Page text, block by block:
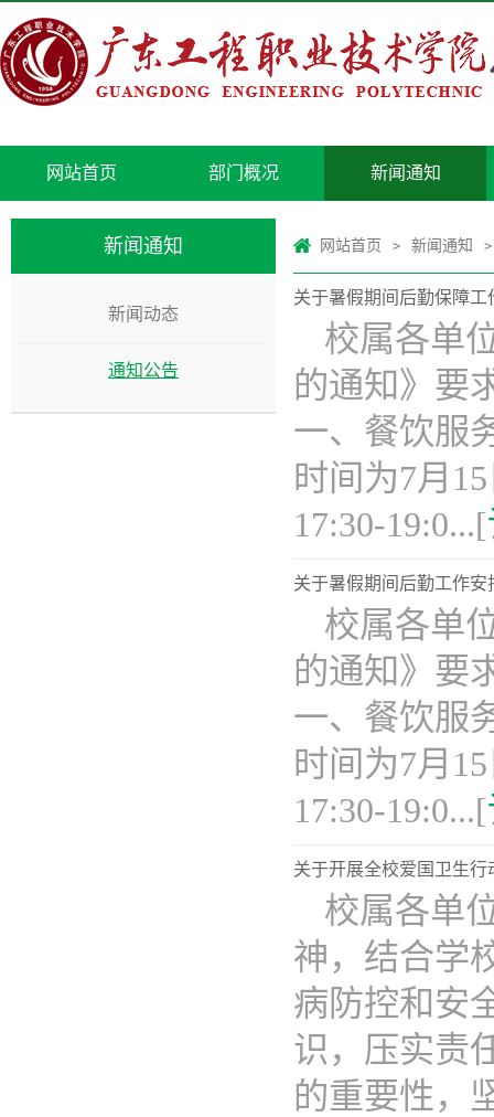
网站首页 部门概况 新闻通知
新闻通知
新闻动态
通知公告
网站首页 > 新闻通知 >
关于暑假期间后勤保障工
校属各单
的通知》要
一、餐饮服
时间为7月
17:30-19:0...[
关于暑假期间后勤工作安
校属各单
的通知》要
一、餐饮服
时间为7月
17:30-19:0...[
关于开展全校爱国卫生行
校属各单
神，结合学
病防控和安
识，压实责
的重要性，